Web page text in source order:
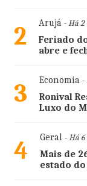
2 Arujá- Há 2
Feriado
abre e
3 Economia-
Ronival
Luxo do
4 Geral- Há 6
Mais de
estado do